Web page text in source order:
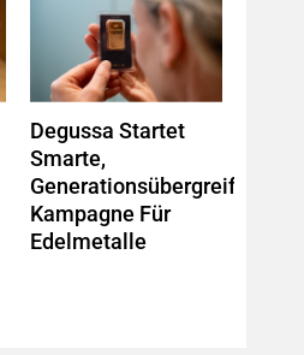
Degussa Startet
Smarte,
Generationsübergreifende
Kampagne Für
Edelmetalle